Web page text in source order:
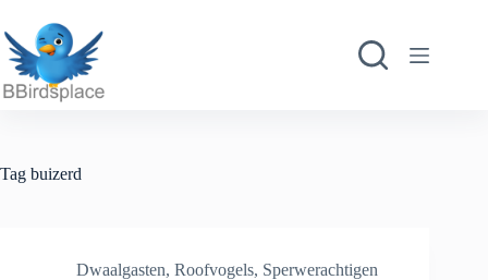
naar
de
inhoud
Tag buizerd
Dwaalgasten, Roofvogels, Sperwerachtigen